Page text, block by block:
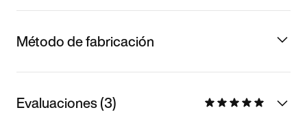
Método de fabricación
Evaluaciones (3)